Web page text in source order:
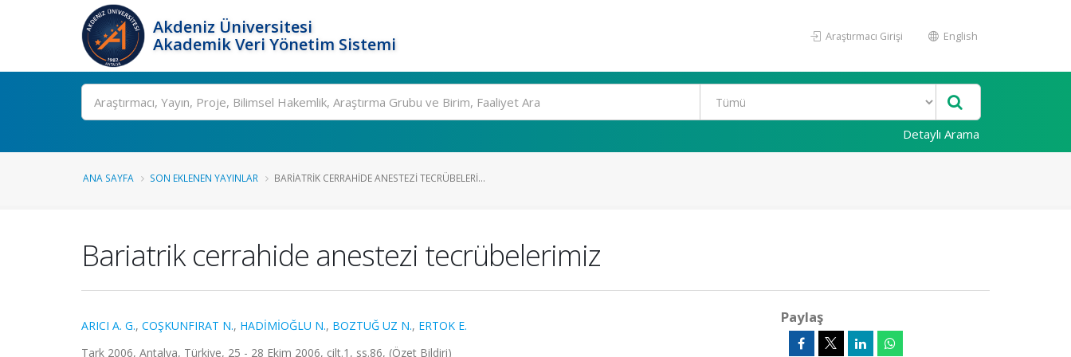
Akdeniz Üniversitesi
Akademik Veri Yönetim Sistemi
Araştırmacı Girişi English
Ara
Detaylı Arama
ANA SAYFA SON EKLENEN YAYINLAR BARIATRIK CERRAHIDE ANESTEZI TECRÜBELERI...
Bariatrik cerrahide anestezi tecrübelerimiz
ARICI A. G., COŞKUNFIRAT N., HADİMİOĞLU N., BOZTUĞ UZ N., ERTOK E.
Tark 2006, Antalya, Türkiye, 25 - 28 Ekim 2006, cilt.1, ss.86, (Özet Bildiri)
Paylaş